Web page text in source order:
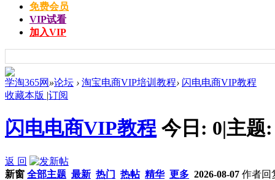
免费会员
VIP试看
加入VIP
学淘365网 »论坛 › 淘宝电商VIP培训教程› 闪电电商VIP教程
收藏本版 |订阅
闪电电商VIP教程 今日: 0|主
返 回
新窗 全部主题 最新 热门 热帖 精华 更多 2026-08-07 作者回